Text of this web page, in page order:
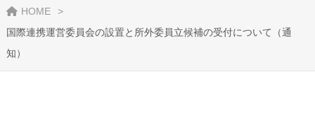
HOME
国際連携運営委員会の設置と所外委員立候補の受付について（通
知）